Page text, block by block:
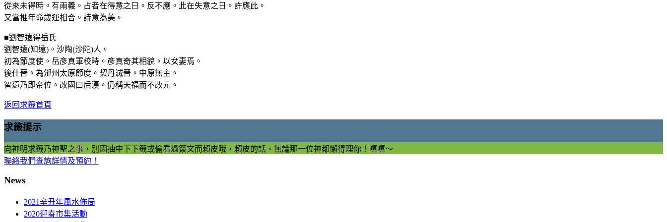
從來未得時。有兩義。占者在得意之日。反不應。此在失意之日。許應此。
又當推年命歲運相合。詩意為美。
■劉智遠得岳氏
劉智遠(知遠)。沙陶(沙陀)人。
初為節度使。岳彥真軍校時。彥真奇其相貌。以女妻焉。
後仕晉。為邠州太原節度。契丹滅晉。中原無主。
智遠乃即帝位。改國曰后漢。仍稱天福而不改元。
返回求籤首頁
求籤提示
向神明求籤乃神聖之事，別因抽中下下籤或偷看過簽文而賴皮哦，賴皮的話，無論那一位神都懶得理你！嘻嘻～
聯絡我們查詢詳情及預約！
News
2021辛丑年風水佈局
2020迎春市集活動